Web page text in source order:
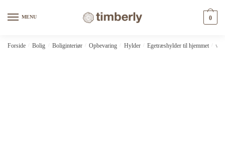
MENU 0
Forside Bolig Boliginteriør Opbevaring Hylder Egetræshylder til hjemmet